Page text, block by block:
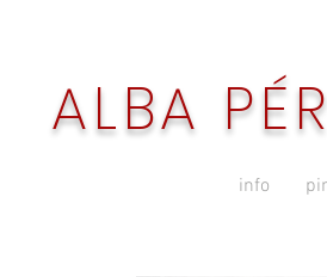
ALBA
info